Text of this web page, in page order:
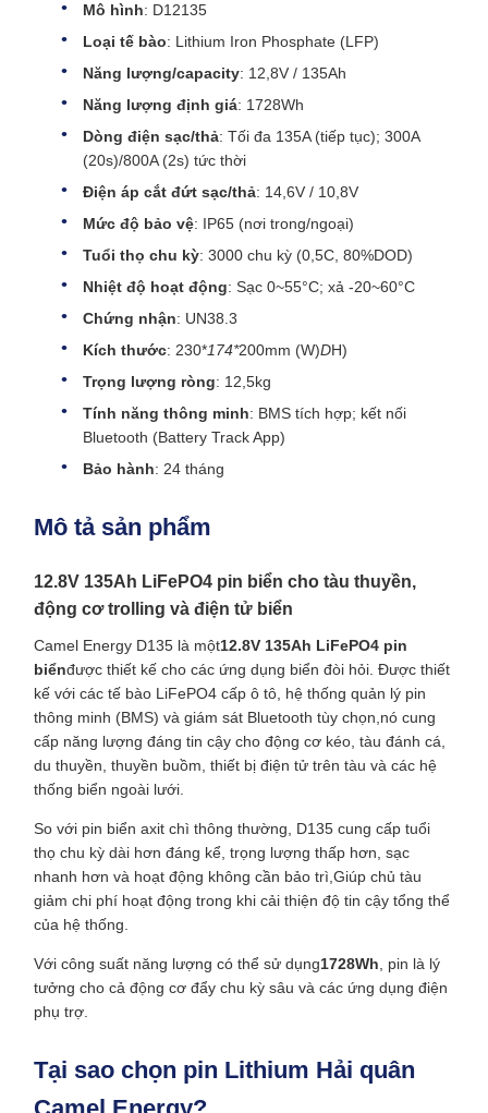
Mô hình: D12135
Loại tế bào: Lithium Iron Phosphate (LFP)
Năng lượng/capacity: 12,8V / 135Ah
Năng lượng định giá: 1728Wh
Dòng điện sạc/thả: Tối đa 135A (tiếp tục); 300A
(20s)/800A (2s) tức thời
Điện áp cắt đứt sạc/thả: 14,6V / 10,8V
Mức độ bảo vệ: IP65 (nơi trong/ngoại)
Tuổi thọ chu kỳ: 3000 chu kỳ (0,5C, 80%DOD)
Nhiệt độ hoạt động: Sạc 0~55°C; xả -20~60°C
Chứng nhận: UN38.3
Kích thước: 230*174*200mm (W)DH)
Trọng lượng ròng: 12,5kg
Tính năng thông minh: BMS tích hợp; kết nối
Bluetooth (Battery Track App)
Bảo hành: 24 tháng
Mô tả sản phẩm
12.8V 135Ah LiFePO4 pin biển cho tàu thuyền,
động cơ trolling và điện tử biển
Camel Energy D135 là một12.8V 135Ah LiFePO4 pin
biểnđược thiết kế cho các ứng dụng biển đòi hỏi. Được thiết
kế với các tế bào LiFePO4 cấp ô tô, hệ thống quản lý pin
thông minh (BMS) và giám sát Bluetooth tùy chọn,nó cung
cấp năng lượng đáng tin cậy cho động cơ kéo, tàu đánh cá,
du thuyền, thuyền buồm, thiết bị điện tử trên tàu và các hệ
thống biển ngoài lưới.
So với pin biển axit chì thông thường, D135 cung cấp tuổi
thọ chu kỳ dài hơn đáng kể, trọng lượng thấp hơn, sạc
nhanh hơn và hoạt động không cần bảo trì,Giúp chủ tàu
giảm chi phí hoạt động trong khi cải thiện độ tin cậy tổng thể
của hệ thống.
Với công suất năng lượng có thể sử dụng1728Wh , pin là lý
tưởng cho cả động cơ đẩy chu kỳ sâu và các ứng dụng điện
phụ trợ.
Tại sao chọn pin Lithium Hải quân